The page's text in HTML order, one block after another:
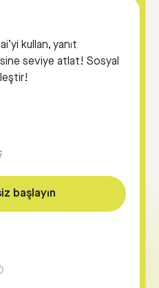
kullan, yanıt
seviye atlat! Sosyal
başlayın